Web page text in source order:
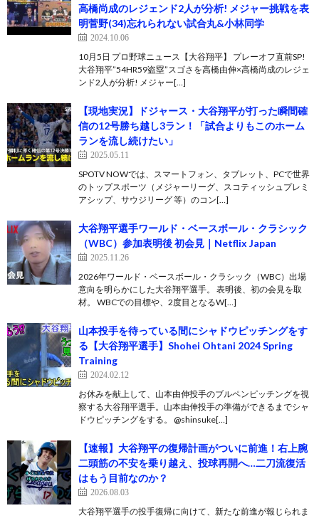
高橋尚成のレジェンド2人が分析! メジャー挑戦を表
明菅野(34)忘れられない試合丸&小林同学
2024.10.06
10月5日 プロ野球ニュース【大谷翔平】 プレーオフ直前SP!
大谷翔平”54HR59盗塁”スゴさを高橋由伸×高橋尚成のレジェ
ンド2人が分析! メジャー[…]
【現地実況】ドジャース・大谷翔平が打った瞬間確
信の12号勝ち越し3ラン！「試合よりもこのホーム
ランを流し続けたい」
2025.05.11
SPOTV NOWでは、スマートフォン、タブレット、PCで世界
のトップスポーツ（メジャーリーグ、スコティッシュプレミ
アシップ、サウジリーグ 等）のコン[…]
大谷翔平選手ワールド・ベースボール・クラシック
（WBC）参加表明後 初会見｜Netflix Japan
2025.11.26
2026年ワールド・ベースボール・クラシック（WBC）出場
意向を明らかにした大谷翔平選手。 表明後、初の会見を取
材。 WBCでの目標や、2度目となるW[…]
山本投手を待っている間にシャドウピッチングをす
る【大谷翔平選手】Shohei Ohtani 2024 Spring
Training
2024.02.12
お休みを献上して、山本由伸投手のブルペンピッチングを視
察する大谷翔平選手。山本由伸投手の準備ができるまでシャ
ドウピッチングをする。 @shinsuke[…]
【速報】大谷翔平の復帰計画がついに前進！右上腕
二頭筋の不安を乗り越え、投球再開へ…二刀流復活
はもう目前なのか？
2026.08.03
大谷翔平選手の投手復帰に向けて、新たな前進が報じられま